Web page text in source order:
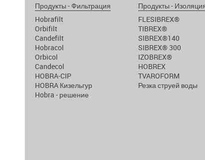
Продукты - Фильтрация
Hobrafilt
Orbifilt
Candefilt
Hobracol
Orbicol
Candecol
HOBRA-CIP
HOBRA Кизельгур
Hobra - решение
Продукты -
FLESIBREX®
TIBREX®
SIBREX®140
SIBREX® 300
IZOBREX®
HOBREX
TVAROFORM
Резка струей воды